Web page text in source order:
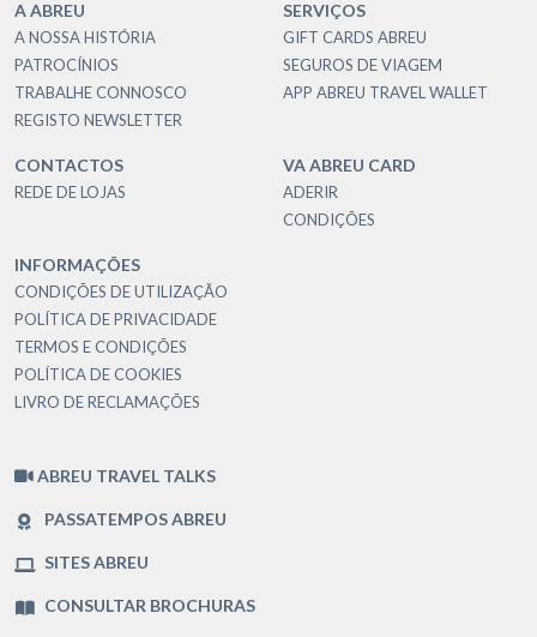
A ABREU
A NOSSA HISTÓRIA
PATROCÍNIOS
TRABALHE CONNOSCO
REGISTO NEWSLETTER
SERVIÇOS
GIFT CARDS ABREU
SEGUROS DE VIAGEM
APP ABREU TRAVEL WALLET
CONTACTOS
REDE DE LOJAS
VA ABREU CARD
ADERIR
CONDIÇÕES
INFORMAÇÕES
CONDIÇÕES DE UTILIZAÇÃO
POLÍTICA DE PRIVACIDADE
TERMOS E CONDIÇÕES
POLÍTICA DE COOKIES
LIVRO DE RECLAMAÇÕES
ABREU TRAVEL TALKS
PASSATEMPOS ABREU
SITES ABREU
CONSULTAR BROCHURAS